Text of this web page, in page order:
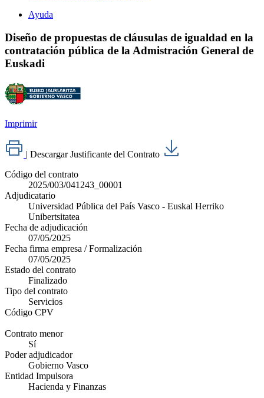
Ayuda
Diseño de propuestas de cláusulas de igualdad en la
contratación pública de la Admistración General de
Euskadi
Imprimir
| Descargar Justificante del Contrato
Código del contrato
2025/003/041243_00001
Adjudicatario
Universidad Pública del País Vasco - Euskal Herriko
Unibertsitatea
Fecha de adjudicación
07/05/2025
Fecha firma empresa / Formalización
07/05/2025
Estado del contrato
Finalizado
Tipo del contrato
Servicios
Código CPV
Contrato menor
Sí
Poder adjudicador
Gobierno Vasco
Entidad Impulsora
Hacienda y Finanzas